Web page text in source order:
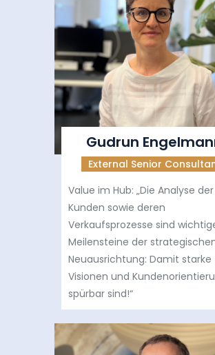
Gudrun
External Senior
Value im Hub: „Die Analyse der
Kunden sowie deren
Verkaufsprozesse sind
Meilensteine der
Neuausrichtung: Damit starke
Visionen und
spürbar sind!“